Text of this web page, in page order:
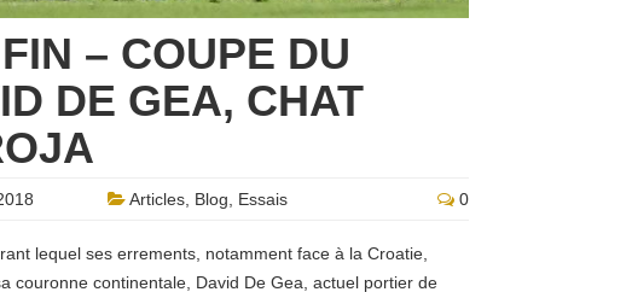
– COUPE DU
DE GEA, CHAT
Articles Blog Essais 0
lequel ses errements, notamment face à la Croatie,
couronne continentale, David De Gea, actuel portier de